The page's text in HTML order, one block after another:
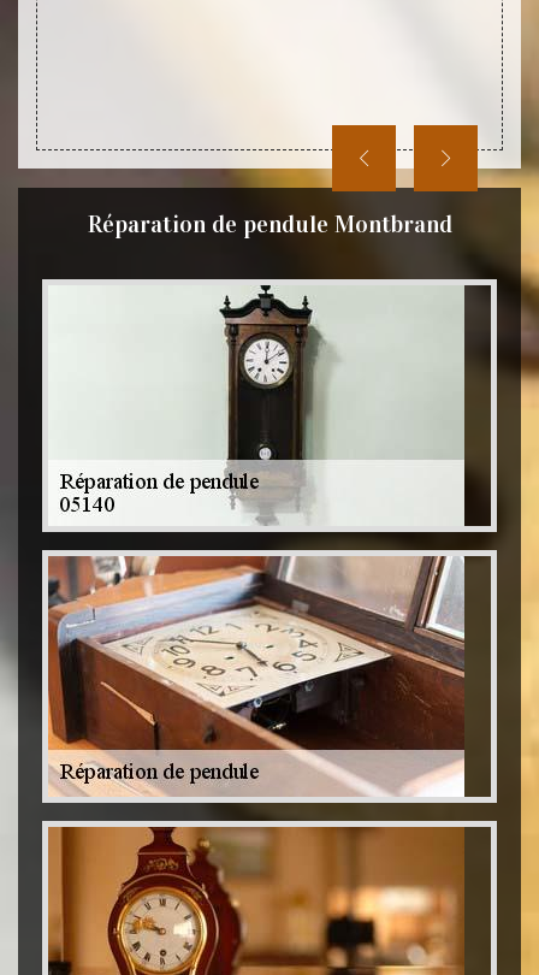
pour
de
sur
Réparation de pendule Montbrand